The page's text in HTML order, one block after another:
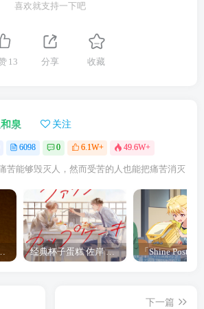
喜欢就支持一下吧
13 分享 收藏
泉 关注
6098 0 6.1W+ 49.6W+
苦能够毁灭人，然而受苦的人也能把痛苦消灭
」露普斯蕾琪娜·贝塔手办开订 经典杯子蛋糕 佐岸 漫画「经典杯子蛋糕」宣布真人日剧化
下一篇